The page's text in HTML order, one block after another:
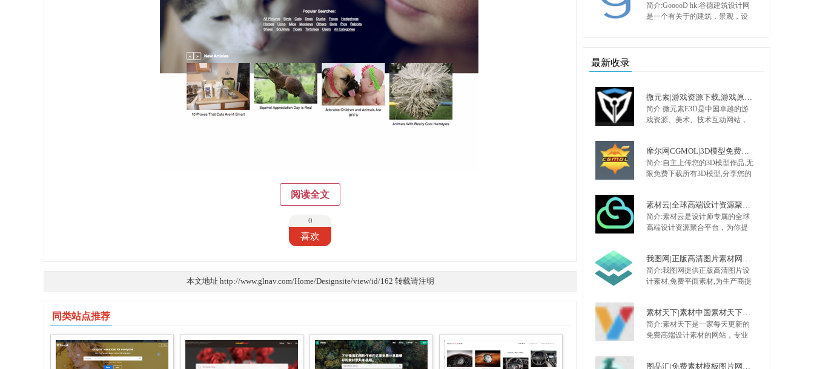
阅读全文
0
喜欢
本文地址 http://www.glnav.com/Home/Designsite/view/id/162 转载请注明
同类站点推荐
体、草书体、楷体、隶书、篆书
等；可以设置书法字体大小、字
简介:GooooD hk:谷德建筑设计网
是一个有关于的建筑，景观，设
最新收录
微元素|游戏资源下载,游戏原画,手机游戏资源,游戏开发资源 - Element3ds.com!
简介:微元素E3D是中国卓越的游
戏资源、美术、技术互动网站，
插画，Unity技术,UI，特效，动画
等 大量不断更新的优质资源，是
游戏开发者CG爱好者首选。
摩尔网CGMOL|3D模型免费共享,出售交易平台,设计师互动平台,分享改变未来
简介:自主上传您的3D模型作品,无
限免费下载所有3D模型,分享您的
卖钱网,3D模型共享出售中心：摩
尔网
素材云|全球高端设计资源聚合平台
简介:素材云是设计师专属的全球
高端设计资源聚合平台，为你提
designcuts、gumroad、3d sky等各
大知名平台的UI素材、海报模
板、办公素材、3D模型、CAD图
我图网|正版高清图片素材网站,免费平面,品牌包装,背景墙,装饰画素材下载
简介:我图网提供正版高清图片设
计素材,免费平面素材,为生产商提
机/CAD/印花图案以及党政类的
PPT/Word/Excel模板下载.
素材天下|素材中国素材天下专业设计素材网
简介:素材天下是一家每天更新的
免费高端设计素材的网站，专业
图品汇|免费素材模板图片网，设计师都在使用的免费素材图片平台